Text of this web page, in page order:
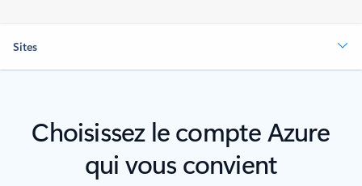
Sites
Choisissez le compte Azure
qui vous convient